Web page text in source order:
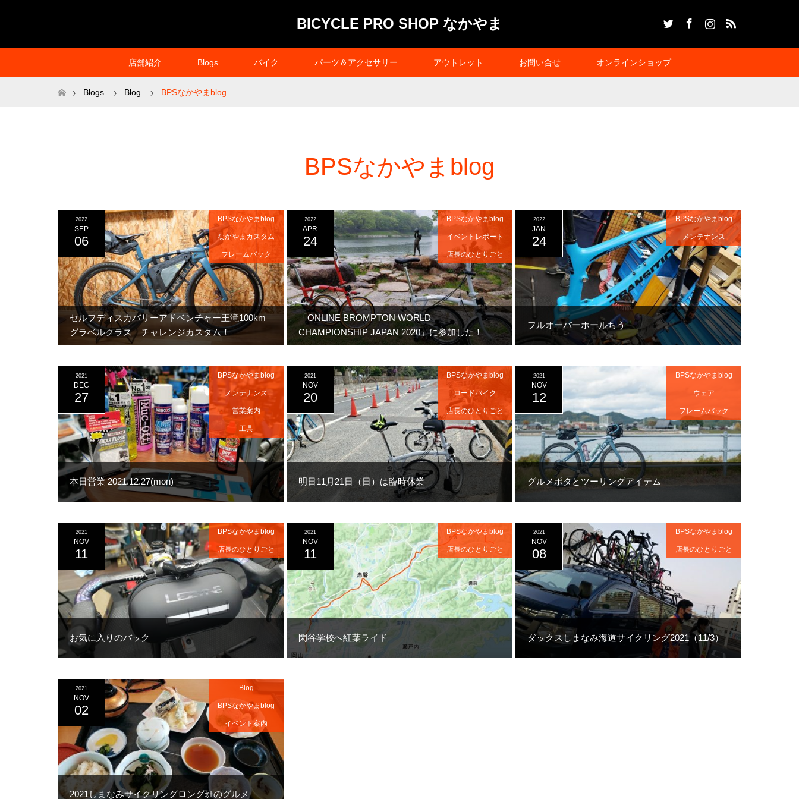
BICYCLE PRO SHOP なかやま
店舗紹介 Blogs バイク パーツ＆アクセサリー アウトレット お問い合せ オンラインショップ
ホームBlogs Blog BPSなかやまblog
BPSなかやまblog
セルフディスカバリーアドベンチャー王滝100km
グラベルクラス チャレンジカスタム！
2022
SEP
06
BPSなかやまblog
なかやまカスタム
フレームバック
「ONLINE BROMPTON WORLD
CHAMPIONSHIP JAPAN 2020」に参加した！
2022
APR
24
BPSなかやまblog
イベントレポート
店長のひとりごと
フルオーバーホールちう
2022
JAN
24
BPSなかやまblog
メンテナンス
本日営業 2021.12.27(mon)
2021
DEC
27
BPSなかやまblog
メンテナンス
営業案内
工具
明日11月21日（日）は臨時休業
2021
NOV
20
BPSなかやまblog
ロードバイク
店長のひとりごと
グルメポタとツーリングアイテム
2021
NOV
12
BPSなかやまblog
ウェア
フレームバック
お気に入りのバック
2021
NOV
11
BPSなかやまblog
店長のひとりごと
閑谷学校へ紅葉ライド
2021
NOV
11
BPSなかやまblog
店長のひとりごと
ダックスしまなみ海道サイクリング2021（11/3）
2021
NOV
08
BPSなかやまblog
店長のひとりごと
2021しまなみサイクリングロング班のグルメ
2021
NOV
02
Blog
BPSなかやまblog
イベント案内